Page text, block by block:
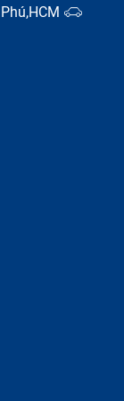
năng suất
thời gian
mà không
pin sớm, để
khác như
E5 575G.